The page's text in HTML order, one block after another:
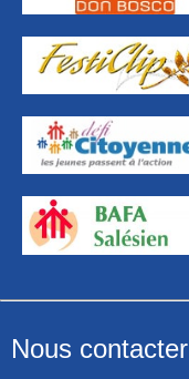
Nous contacter